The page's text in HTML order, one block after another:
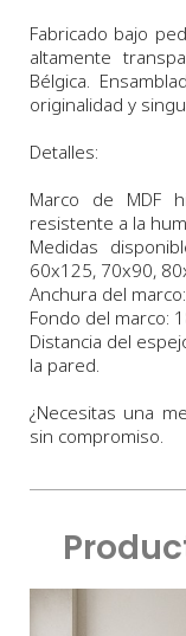
Fabricado bajo
altamente
Bélgica.
originalidad y
Detalles:
Marco de MDF
resistente a la
Medidas
60x125, 70x90,
Anchura del marco:
Fondo del marco:
Distancia del
la pared.
¿Necesitas una
sin compromiso.